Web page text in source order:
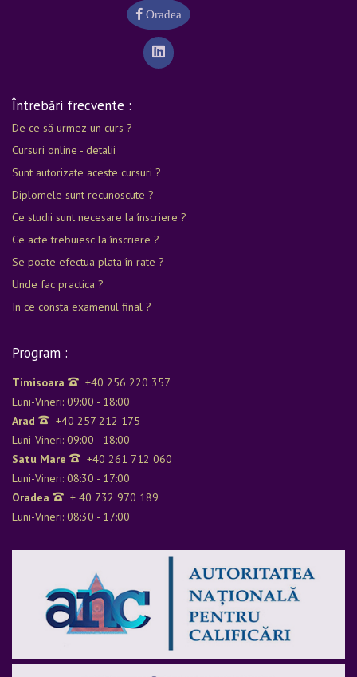
Oradea
Întrebări frecvente :
De ce să urmez un curs ?
Cursuri online - detalii
Sunt autorizate aceste cursuri ?
Diplomele sunt recunoscute ?
Ce studii sunt necesare la înscriere ?
Ce acte trebuiesc la înscriere ?
Se poate efectua plata în rate ?
Unde fac practica ?
In ce consta examenul final ?
Program :
Timisoara
+40 256 220 357
Luni-Vineri: 09:00 - 18:00
Arad
+40 257 212 175
Luni-Vineri: 09:00 - 18:00
Satu Mare
+40 261 712 060
Luni-Vineri: 08:30 - 17:00
Oradea
+ 40 732 970 189
Luni-Vineri: 08:30 - 17:00